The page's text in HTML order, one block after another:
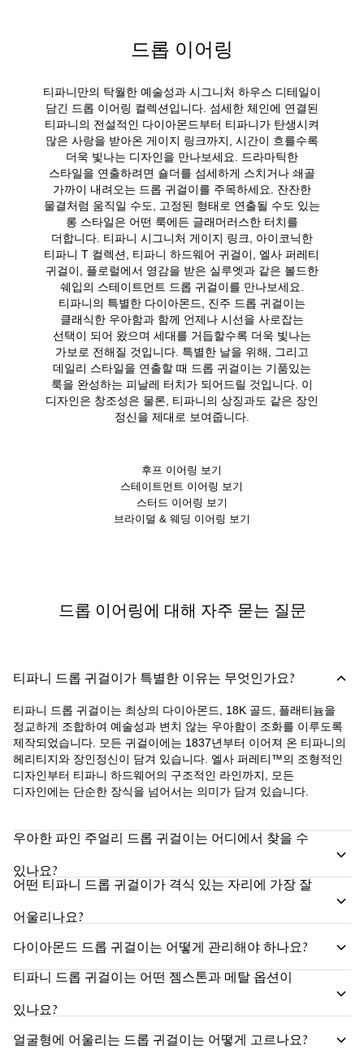
드롭 이어링
티파니만의 탁월한 예술성과 시그니처 하우스 디테일이
담긴 드롭 이어링 컬렉션입니다. 섬세한 체인에 연결된
티파니의 전설적인 다이아몬드부터 티파니가 탄생시켜
많은 사랑을 받아온 게이지 링크까지, 시간이 흐를수록
더욱 빛나는 디자인을 만나보세요. 드라마틱한
스타일을 연출하려면 숄더를 섬세하게 스치거나 쇄골
가까이 내려오는 드롭 귀걸이를 주목하세요. 잔잔한
물결처럼 움직일 수도, 고정된 형태로 연출될 수도 있는
롱 스타일은 어떤 룩에든 글래머러스한 터치를
더합니다. 티파니 시그니처 게이지 링크, 아이코닉한
티파니 T 컬렉션, 티파니 하드웨어 귀걸이, 엘사 퍼레티
귀걸이, 플로럴에서 영감을 받은 실루엣과 같은 볼드한
쉐입의 스테이트먼트 드롭 귀걸이를 만나보세요.
티파니의 특별한 다이아몬드, 진주 드롭 귀걸이는
클래식한 우아함과 함께 언제나 시선을 사로잡는
선택이 되어 왔으며 세대를 거듭할수록 더욱 빛나는
가보로 전해질 것입니다. 특별한 날을 위해, 그리고
데일리 스타일을 연출할 때 드롭 귀걸이는 기품있는
룩을 완성하는 피날레 터치가 되어드릴 것입니다. 이
디자인은 창조성은 물론, 티파니의 상징과도 같은 장인
정신을 제대로 보여줍니다.
후프 이어링 보기
스테이트먼트 이어링 보기
스터드 이어링 보기
브라이덜 & 웨딩 이어링 보기
드롭 이어링에 대해 자주 묻는 질문
티파니 드롭 귀걸이가 특별한 이유는 무엇인가요?
티파니 드롭 귀걸이는 최상의 다이아몬드, 18K 골드, 플래티늄을
정교하게 조합하여 예술성과 변치 않는 우아함이 조화를 이루도록
제작되었습니다. 모든 귀걸이에는 1837년부터 이어져 온 티파니의
헤리티지와 장인정신이 담겨 있습니다. 엘사 퍼레티™의 조형적인
디자인부터 티파니 하드웨어의 구조적인 라인까지, 모든
디자인에는 단순한 장식을 넘어서는 의미가 담겨 있습니다.
우아한 파인 주얼리 드롭 귀걸이는 어디에서 찾을 수
있나요?
어떤 티파니 드롭 귀걸이가 격식 있는 자리에 가장 잘
어울리나요?
다이아몬드 드롭 귀걸이는 어떻게 관리해야 하나요?
티파니 드롭 귀걸이는 어떤 젬스톤과 메탈 옵션이
있나요?
얼굴형에 어울리는 드롭 귀걸이는 어떻게 고르나요?